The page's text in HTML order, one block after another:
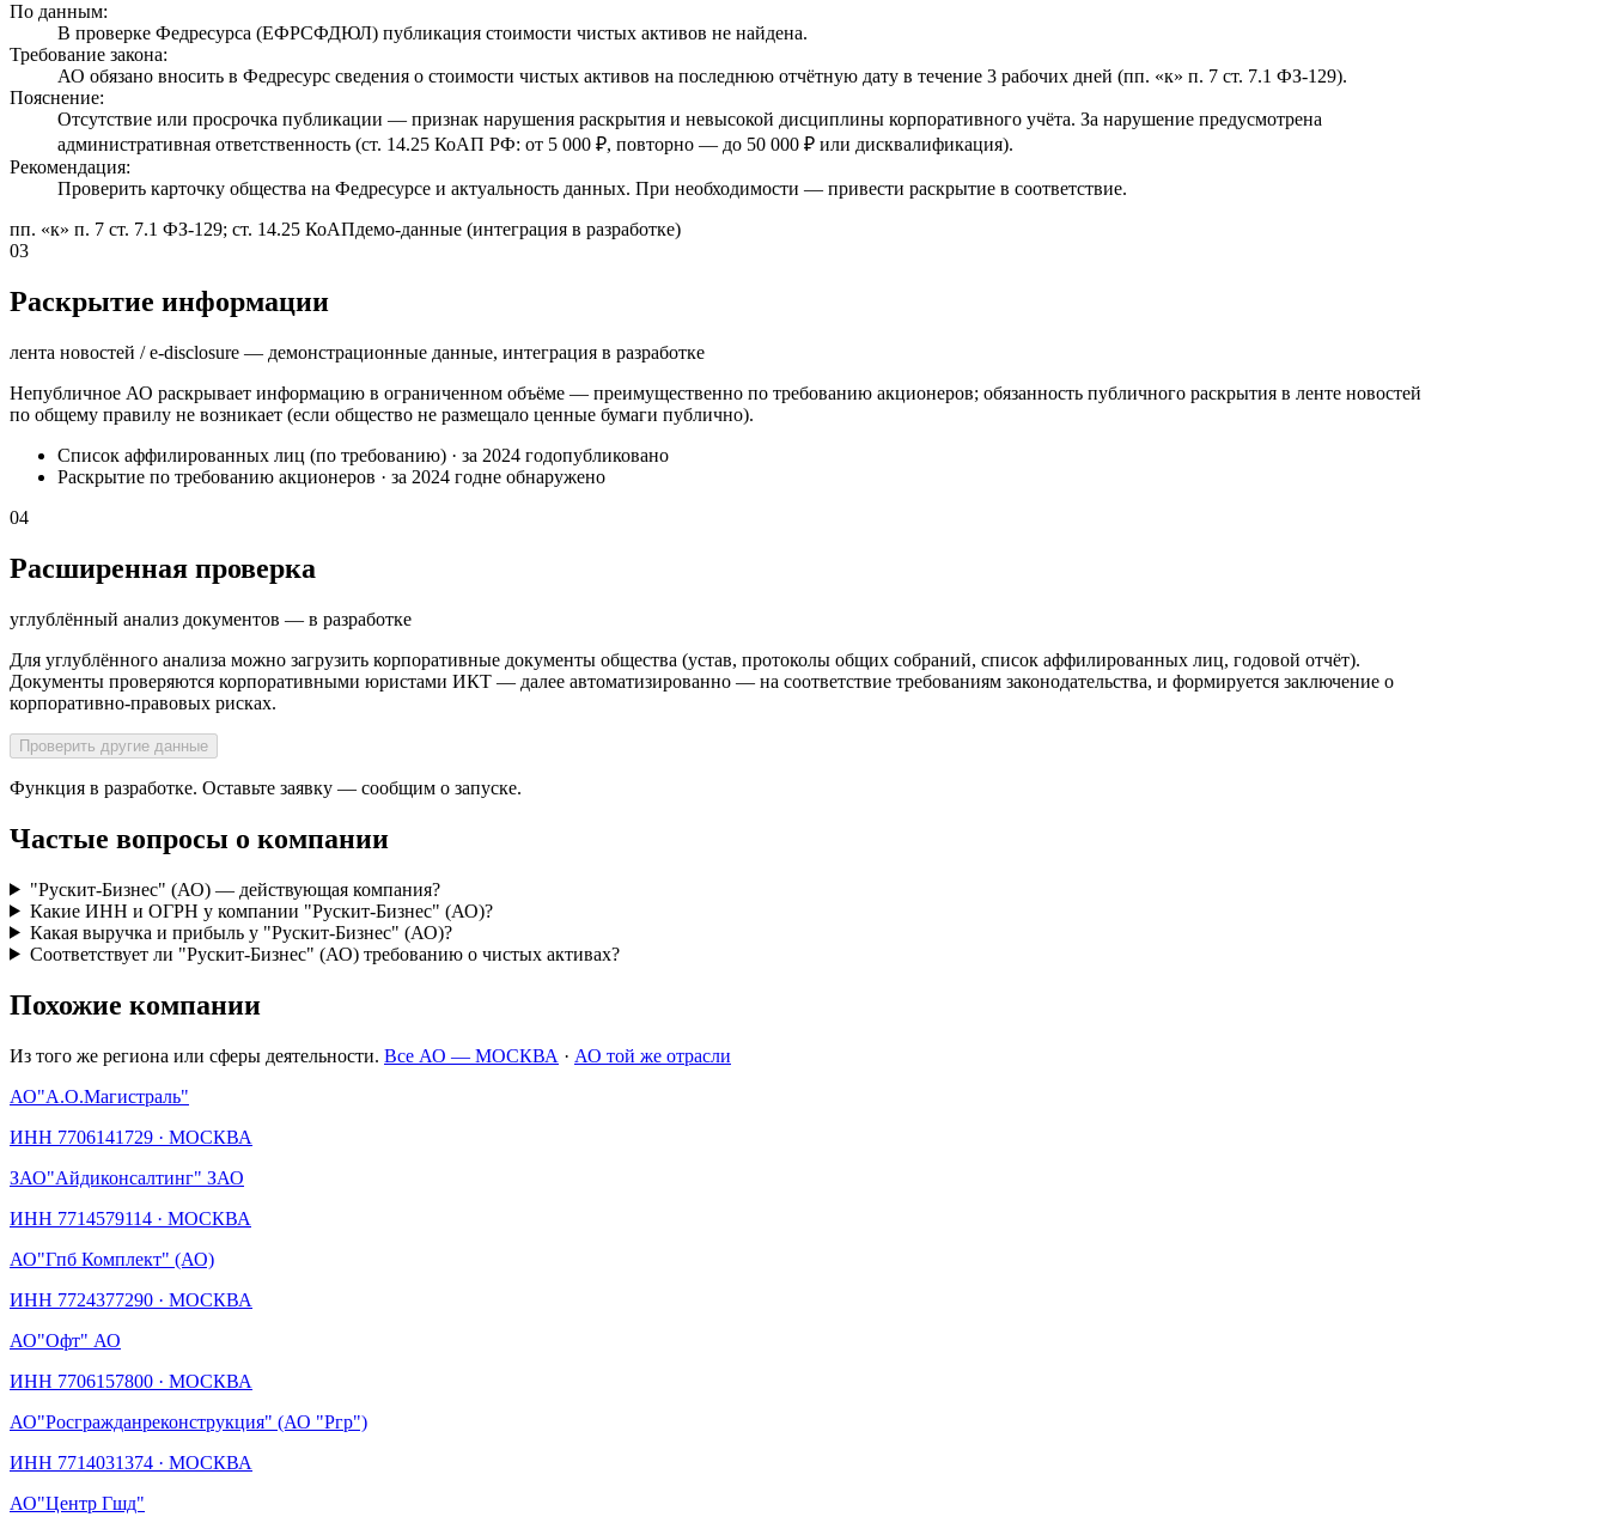
По данным:
В проверке Федресурса (ЕФРСФДЮЛ) публикация стоимости чистых активов не найдена.
Требование закона:
АО обязано вносить в Федресурс сведения о стоимости чистых активов на последнюю отчётную дату в течение 3 рабочих дней (пп. «к» п. 7 ст. 7.1 ФЗ-129).
Пояснение:
Отсутствие или просрочка публикации — признак нарушения раскрытия и невысокой дисциплины корпоративного учёта. За нарушение предусмотрена
административная ответственность (ст. 14.25 КоАП РФ: от 5 000 ₽, повторно — до 50 000 ₽ или дисквалификация).
Рекомендация:
Проверить карточку общества на Федресурсе и актуальность данных. При необходимости — привести раскрытие в соответствие.
пп. «к» п. 7 ст. 7.1 ФЗ-129; ст. 14.25 КоАПдемо-данные (интеграция в разработке)
03
Раскрытие информации
лента новостей / e-disclosure — демонстрационные данные, интеграция в разработке
Непубличное АО раскрывает информацию в ограниченном объёме — преимущественно по требованию акционеров; обязанность публичного раскрытия в ленте новостей
по общему правилу не возникает (если общество не размещало ценные бумаги публично).
Список аффилированных лиц (по требованию) · за 2024 годопубликовано
Раскрытие по требованию акционеров · за 2024 годне обнаружено
04
Расширенная проверка
углублённый анализ документов — в разработке
Для углублённого анализа можно загрузить корпоративные документы общества (устав, протоколы общих собраний, список аффилированных лиц, годовой отчёт).
Документы проверяются корпоративными юристами ИКТ — далее автоматизированно — на соответствие требованиям законодательства, и формируется заключение о
корпоративно-правовых рисках.
Проверить другие данные
Функция в разработке. Оставьте заявку — сообщим о запуске.
Частые вопросы о компании
"Рускит-Бизнес" (АО) — действующая компания?
Какие ИНН и ОГРН у компании "Рускит-Бизнес" (АО)?
Какая выручка и прибыль у "Рускит-Бизнес" (АО)?
Соответствует ли "Рускит-Бизнес" (АО) требованию о чистых активах?
Похожие компании
Из того же региона или сферы деятельности. Все АО — МОСКВА · АО той же отрасли
АО"А.О.Магистраль"
ИНН 7706141729 · МОСКВА
ЗАО"Айдиконсалтинг" ЗАО
ИНН 7714579114 · МОСКВА
АО"Гпб Комплект" (АО)
ИНН 7724377290 · МОСКВА
АО"Офт" АО
ИНН 7706157800 · МОСКВА
АО"Росгражданреконструкция" (АО "Ргр")
ИНН 7714031374 · МОСКВА
АО"Центр Гшд"